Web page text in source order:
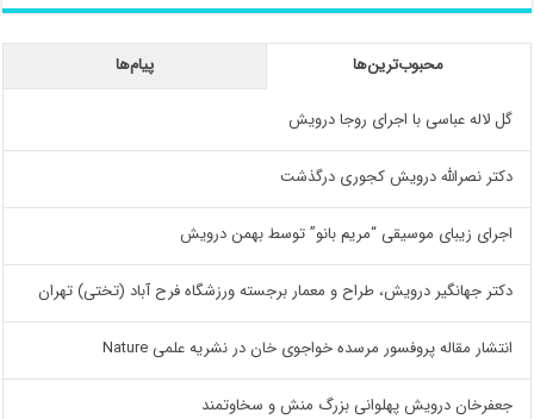
محبوب‌ترین‌ها پیام‌ها
گل لاله عباسی با اجرای روجا درویش
دکتر نصرالله درویش کجوری درگذشت
اجرای زیبای موسیقی “مریم بانو” توسط بهمن درویش
دکتر جهانگیر درویش، طراح و معمار برجسته ورزشگاه فرح آباد (تختی) تهران
انتشار مقاله پروفسور مرسده خواجوی خان در نشریه علمی Nature
جعفرخان درویش پهلوانی بزرگ منش و سخاوتمند